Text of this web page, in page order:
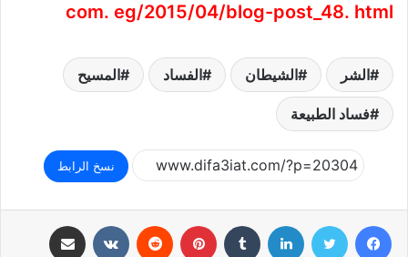
com. eg/2015/04/blog-post_48. html
الشر الشيطان الفساد المسيح
فساد الطبيعة
نسخ الرابط
فيسبوك تويتر لينكدإن بينتيريست